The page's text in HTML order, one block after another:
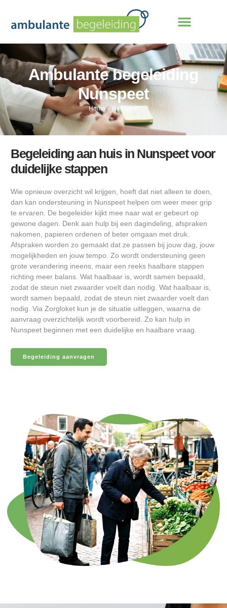
Ambulante begeleiding
Nunspeet
Home» Nunspeet
Begeleiding aan huis in Nunspeet voor
duidelijke stappen
Wie opnieuw overzicht wil krijgen, hoeft dat niet alleen te doen,
dan kan ondersteuning in Nunspeet helpen om weer meer grip
te ervaren. De begeleider kijkt mee naar wat er gebeurt op
gewone dagen. Denk aan hulp bij een dagindeling, afspraken
nakomen, papieren ordenen of beter omgaan met druk.
Afspraken worden zo gemaakt dat ze passen bij jouw dag, jouw
mogelijkheden en jouw tempo. Zo wordt ondersteuning geen
grote verandering ineens, maar een reeks haalbare stappen
richting meer balans. Wat haalbaar is, wordt samen bepaald,
zodat de steun niet zwaarder voelt dan nodig. Wat haalbaar is,
wordt samen bepaald, zodat de steun niet zwaarder voelt dan
nodig. Via Zorgloket kun je de situatie uitleggen, waarna de
aanvraag overzichtelijk wordt voorbereid. Zo kan hulp in
Nunspeet beginnen met een duidelijke en haalbare vraag.
Begeleiding aanvragen